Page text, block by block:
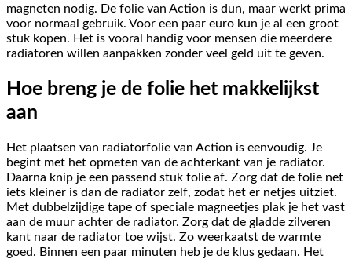
magneten nodig. De folie van Action is dun, maar werkt prima
voor normaal gebruik. Voor een paar euro kun je al een groot
stuk kopen. Het is vooral handig voor mensen die meerdere
radiatoren willen aanpakken zonder veel geld uit te geven.
Hoe breng je de folie het makkelijkst
aan
Het plaatsen van radiatorfolie van Action is eenvoudig. Je
begint met het opmeten van de achterkant van je radiator.
Daarna knip je een passend stuk folie af. Zorg dat de folie net
iets kleiner is dan de radiator zelf, zodat het er netjes uitziet.
Met dubbelzijdige tape of speciale magneetjes plak je het vast
aan de muur achter de radiator. Zorg dat de gladde zilveren
kant naar de radiator toe wijst. Zo weerkaatst de warmte
goed. Binnen een paar minuten heb je de klus gedaan. Het